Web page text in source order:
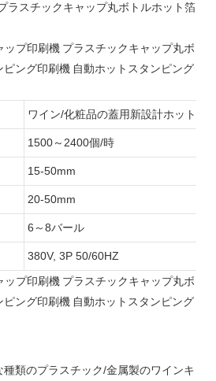
ワイン/化粧品の蓋用新設計ホットス
1500～2400個/時
15-50mm
20-50mm
6～8バール
380V, 3P 50/60HZ
類のプラスチック/金属製のワインキ